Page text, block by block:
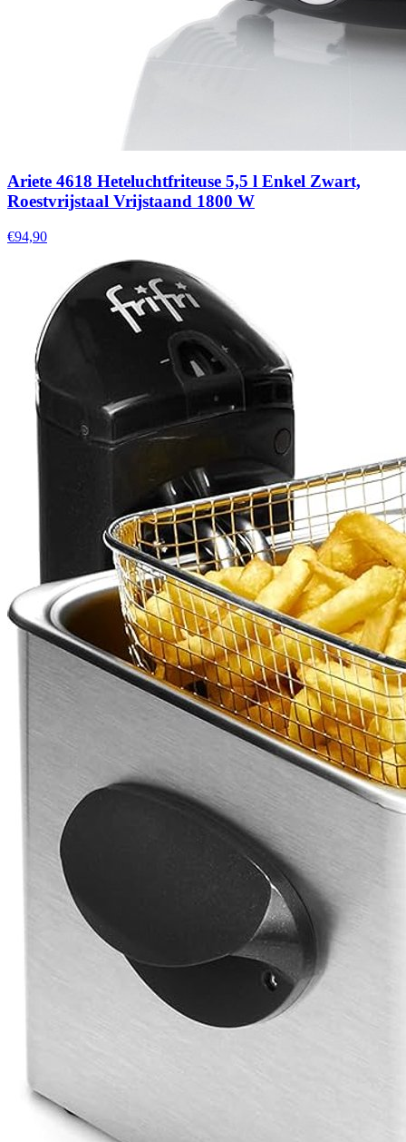
Ariete 4618 Heteluchtfriteuse 5,5 l Enkel Zwart,
Roestvrijstaal Vrijstaand 1800 W
€94,90